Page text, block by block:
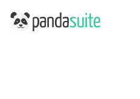
PandaSuite